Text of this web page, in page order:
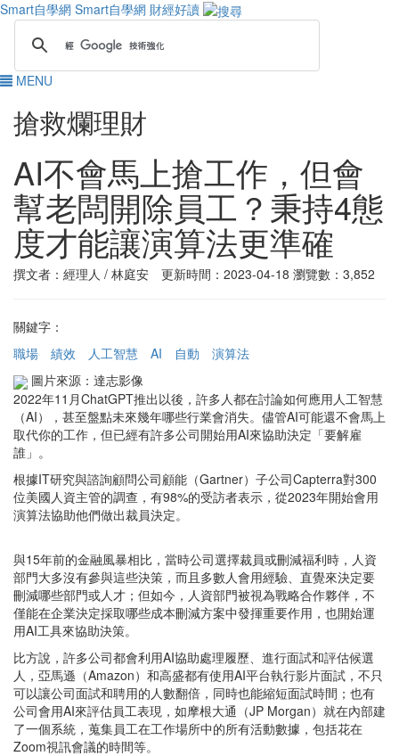
Smart自學網 Smart自學網 財經好讀
MENU
搶救爛理財
AI不會馬上搶工作，但會
幫老闆開除員工？秉持4態
度才能讓演算法更準確
撰文者：經理人 / 林庭安 更新時間：2023-04-18 瀏覽數：3,852
關鍵字：
職場
績效 人工智慧 AI 自動
演算法
圖片來源：達志影像
2022年11月ChatGPT推出以後，許多人都在討論如何應用人工智慧
（AI），甚至盤點未來幾年哪些行業會消失。儘管AI可能還不會馬上
取代你的工作，但已經有許多公司開始用AI來協助決定「要解雇
誰」。
根據IT研究與諮詢顧問公司顧能（Gartner）子公司Capterra對300
位美國人資主管的調查，有98%的受訪者表示，從2023年開始會用
演算法協助他們做出裁員決定。
與15年前的金融風暴相比，當時公司選擇裁員或刪減福利時，人資
部門大多沒有參與這些決策，而且多數人會用經驗、直覺來決定要
刪減哪些部門或人才；但如今，人資部門被視為戰略合作夥伴，不
僅能在企業決定採取哪些成本刪減方案中發揮重要作用，也開始運
用AI工具來協助決策。
比方說，許多公司都會利用AI協助處理履歷、進行面試和評估候選
人，亞馬遜（Amazon）和高盛都有使用AI平台執行影片面試，不只
可以讓公司面試和聘用的人數翻倍，同時也能縮短面試時間；也有
公司會用AI來評估員工表現，如摩根大通（JP Morgan）就在內部建
了一個系統，蒐集員工在工作場所中的所有活動數據，包括花在
Zoom視訊會議的時間等。